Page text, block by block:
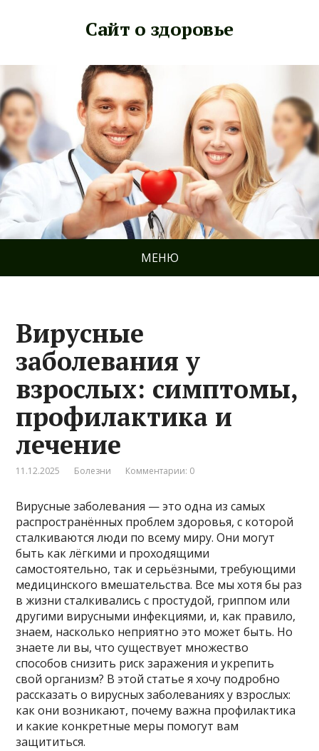
Сайт о здоровье
МЕНЮ
Вирусные
заболевания у
взрослых: симптомы,
профилактика и
лечение
11.12.2025 Болезни Комментарии: 0
Вирусные заболевания — это одна из самых
распространённых проблем здоровья, с которой
сталкиваются люди по всему миру. Они могут
быть как лёгкими и проходящими
самостоятельно, так и серьёзными, требующими
медицинского вмешательства. Все мы хотя бы раз
в жизни сталкивались с простудой, гриппом или
другими вирусными инфекциями, и, как правило,
знаем, насколько неприятно это может быть. Но
знаете ли вы, что существует множество
способов снизить риск заражения и укрепить
свой организм? В этой статье я хочу подробно
рассказать о вирусных заболеваниях у взрослых:
как они возникают, почему важна профилактика
и какие конкретные меры помогут вам
защититься.